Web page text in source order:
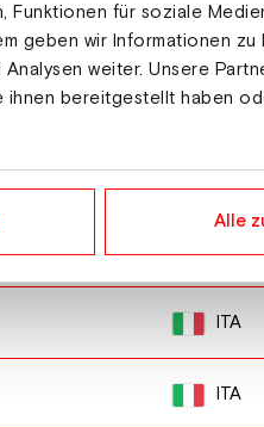
Funktionen für soziale
geben wir Informationen zu
weiter. Unsere
ihnen bereitgestellt haben
Alle
ITA
AUT
SVK
ITA
ITA